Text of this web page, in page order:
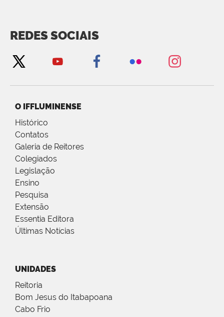
REDES SOCIAIS
O IFFLUMINENSE
Histórico
Contatos
Galeria de Reitores
Colegiados
Legislação
Ensino
Pesquisa
Extensão
Essentia Editora
Últimas Notícias
UNIDADES
Reitoria
Bom Jesus do Itabapoana
Cabo Frio